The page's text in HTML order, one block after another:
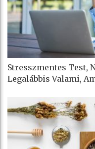
Stresszmentes Test,
Legalábbis Valami,